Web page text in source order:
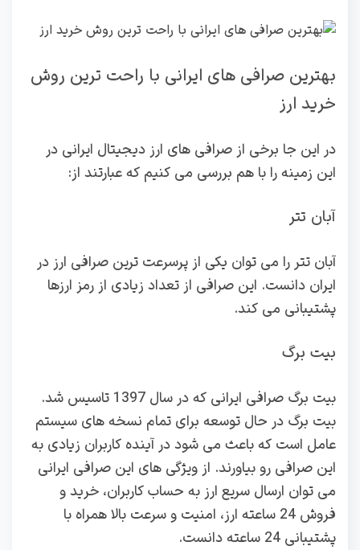
بهترین صرافی های ایرانی با راحت ترین روش
خرید ارز
در این جا برخی از صرافی های ارز دیجیتال ایرانی در
این زمینه را با هم بررسی می کنیم که عبارتند از:
آبان تتر
آبان تتر را می توان یکی از پرسرعت ترین صرافی ارز در
ایران دانست. این صرافی از تعداد زیادی از رمز ارزها
پشتیبانی می کند.
بیت برگ
بیت برگ صرافی ایرانی که در سال 1397 تاسیس شد.
بیت برگ در حال توسعه برای تمام نسخه های سیستم
عامل است که باعث می شود در آینده کاربران زیادی به
این صرافی رو بیاورند. از ویژگی های این صرافی ایرانی
می توان ارسال سریع ارز به حساب کاربران، خرید و
فروش 24 ساعته ارز، امنیت و سرعت بالا همراه با
پشتیبانی 24 ساعته دانست.